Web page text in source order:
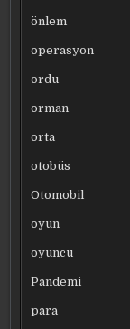
önlem
operasyon
ordu
orman
orta
otobüs
Otomobil
oyun
oyuncu
Pandemi
para